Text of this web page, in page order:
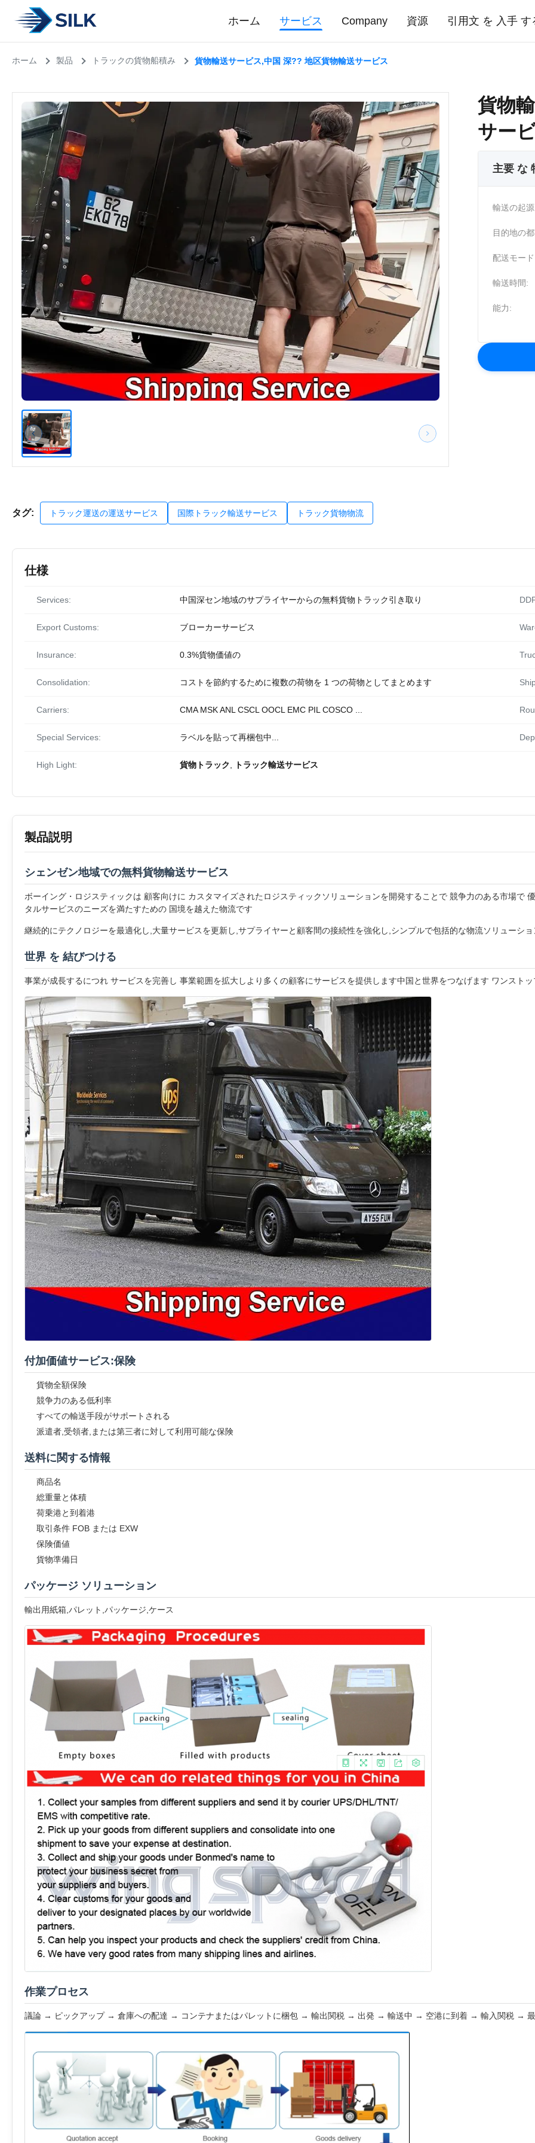
ホーム サービス Company 資源 引用文 を 入手 す
ホーム 製品 トラックの貨物船積み 貨物輸送サービス,中国 深?? 地区貨物輸送サービス
貨物
サー
主要 な
輸送の起
目的地の
配送モー
輸送時間:
能力:
タグ: トラック運送の運送サービス 国際トラック輸送サービス トラック貨物物流
仕様
Services: 中国深セン地域のサプライヤーからの無料貨物トラック引き取り
Export Customs: ブローカーサービス
Insurance: 0.3%貨物価値の
Consolidation: コストを節約するために複数の荷物を 1 つの荷物としてまとめます
Carriers: CMA MSK ANL CSCL OOCL EMC PIL COSCO ...
Special Services: ラベルを貼って再梱包中...
High Light: 貨物トラック トラック輸送サービス
製品説明
シェンゼン地域での無料貨物輸送サービス
ボーイング・ロジスティックは 顧客向けに カスタマイズされたロジスティックソリューションを開発することで 競争力のある市場で
タルサービスのニーズを満たすための 国境を越えた物流です
継続的にテクノロジーを最適化し,大量サービスを更新し,サプライヤーと顧客間の接続性を強化し,シンプルで包括的な物流ソリューシ
世界 を 結びつける
事業が成長するにつれ サービスを完善し 事業範囲を拡大しより多くの顧客にサービスを提供します中国と世界をつなげます ワンスト
付加価値サービス:保険
貨物全額保険
競争力のある低利率
すべての輸送手段がサポートされる
派遣者,受領者,または第三者に対して利用可能な保険
送料に関する情報
商品名
総重量と体積
荷乗港と到着港
取引条件 FOB または EXW
保険価値
貨物準備日
パッケージ ソリューション
輸出用紙箱,パレット,パッケージ,ケース
作業プロセス
議論 → ピックアップ → 倉庫への配達 → コンテナまたはパレットに梱包 → 輸出関税 → 出発 → 輸送中 → 空港に到着 → 輸入関税 →